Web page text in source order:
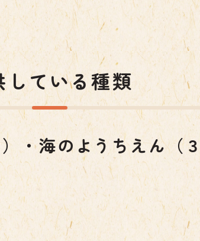
している種類
・海のようちえん（